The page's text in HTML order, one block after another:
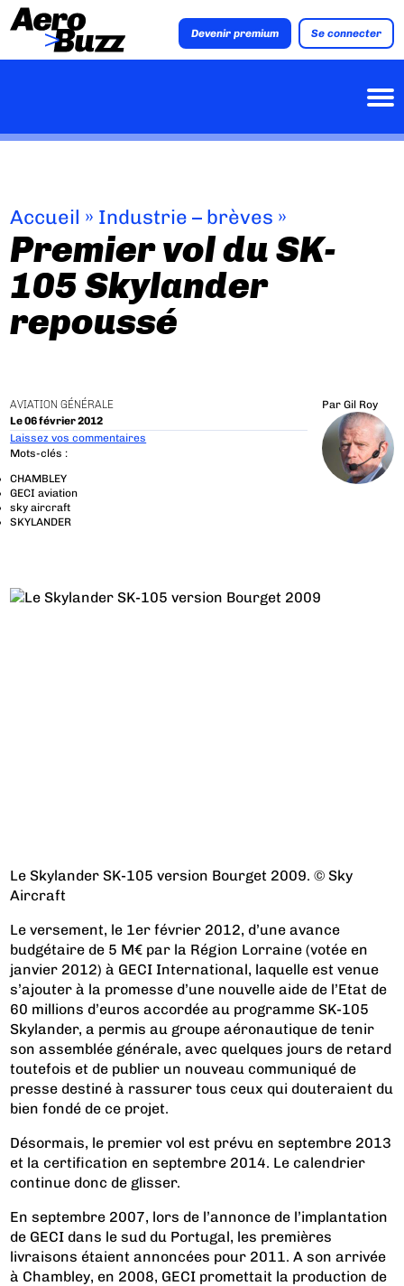
Devenir premium Se connecter
Accueil » Industrie – brèves »
Premier vol du SK-
105 Skylander
repoussé
AVIATION GÉNÉRALE
Le 06 février 2012
Par Gil Roy
Laissez vos commentaires
Mots-clés :
CHAMBLEY
GECI aviation
sky aircraft
SKYLANDER
Le Skylander SK-105 version Bourget 2009. © Sky
Aircraft
Le versement, le 1er février 2012, d’une avance
budgétaire de 5 M€ par la Région Lorraine (votée en
janvier 2012) à GECI International, laquelle est venue
s’ajouter à la promesse d’une nouvelle aide de l’Etat de
60 millions d’euros accordée au programme SK-105
Skylander, a permis au groupe aéronautique de tenir
son assemblée générale, avec quelques jours de retard
toutefois et de publier un nouveau communiqué de
presse destiné à rassurer tous ceux qui douteraient du
bien fondé de ce projet.
Désormais, le premier vol est prévu en septembre 2013
et la certification en septembre 2014. Le calendrier
continue donc de glisser.
En septembre 2007, lors de l’annonce de l’implantation
de GECI dans le sud du Portugal, les premières
livraisons étaient annoncées pour 2011. A son arrivée
à Chambley, en 2008, GECI promettait la production de